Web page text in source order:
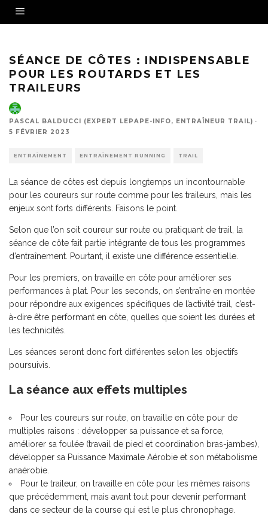
SÉANCE DE CÔTES : INDISPENSABLE
POUR LES ROUTARDS ET LES
TRAILEURS
PASCAL BALDUCCI (EXPERT LEPAPE-INFO, ENTRAÎNEUR TRAIL) ·
5 FÉVRIER 2023
ENTRAÎNEMENT ENTRAÎNEMENT RUNNING TRAIL
La séance de côtes est depuis longtemps un incontournable
pour les coureurs sur route comme pour les traileurs, mais les
enjeux sont forts différents. Faisons le point.
Selon que l’on soit coureur sur route ou pratiquant de trail, la
séance de côte fait partie intégrante de tous les programmes
d’entraînement. Pourtant, il existe une différence essentielle.
Pour les premiers, on travaille en côte pour améliorer ses
performances à plat. Pour les seconds, on s’entraîne en montée
pour répondre aux exigences spécifiques de l’activité trail, c’est-
à-dire être performant en côte, quelles que soient les durées et
les technicités.
Les séances seront donc fort différentes selon les objectifs
poursuivis.
La séance aux effets multiples
Pour les coureurs sur route, on travaille en côte pour de
multiples raisons : développer sa puissance et sa force,
améliorer sa foulée (travail de pied et coordination bras-jambes),
développer sa Puissance Maximale Aérobie et son métabolisme
anaérobie.
Pour le traileur, on travaille en côte pour les mêmes raisons
que précédemment, mais avant tout pour devenir performant
dans ce secteur de la course qui est le plus chronophage.